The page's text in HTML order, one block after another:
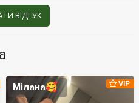
ВІДГУК
Мілана🥰 VIP